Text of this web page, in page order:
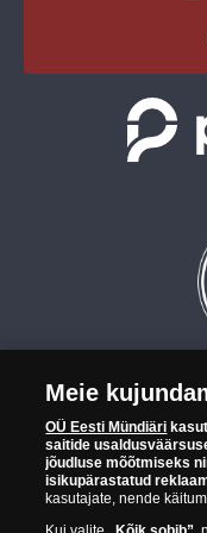
OÜ Eesti Mündiäri
kollektsioonimüntide ja
kuulub ettevõttele
Euroopa ühel
Group" on allüksused
Meie
OÜ Eesti Mündiäri
saitide
jõudluse mõõtmiseks
isikupärastatud
kasutajate, nende